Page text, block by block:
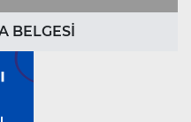
BELGESİ